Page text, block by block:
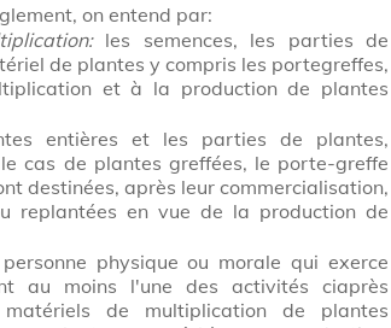
on entend par:
les semences, les parties de
de plantes y compris les portegreffes,
et à la production de plantes
entières et les parties de plantes,
cas de plantes greffées, le porte-greffe
destinées, après leur commercialisation,
replantées en vue de la production de
physique ou morale qui exerce
au moins l'une des activités ciaprès
de multiplication de plantes